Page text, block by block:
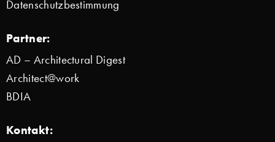
Datenschutzbestimmung
Partner:
AD – Architectural Digest
Architect@work
BDIA
Kontakt: